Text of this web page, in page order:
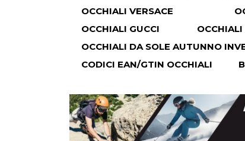
OCCHIALI VERSACE
OCCHIALI GUCCI
OCCHIALI DA SOLE AUTUNNO
CODICI EAN/GTIN OCCHIALI